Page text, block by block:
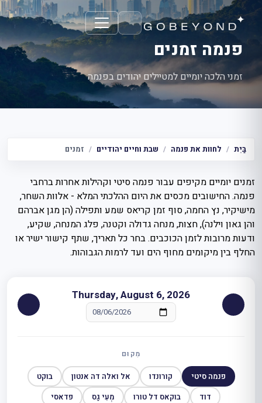
פנמה זמנים
זמני הלכה יומיים למטיילים יהודים בפנמה
בַּיִת לחוות את פנמה שבת וחיים יהודיים זמנים
זמנים יומיים מקיפים עבור פנמה סיטי וקהילות אחרות ברחבי
פנמה. החישובים מכסים את היום ההלכתי המלא - אלוות השחר,
מישיקיר, נץ החמה, סוף זמן קריאס שמע ותפילה (הן מגן אברהם
והן גאון וילנה), חצות, מנחה גדולה וקטנה, פלג המנחה, שקיע,
ודעות מרובות לזמן הכוכבים. בחר כל תאריך, שתף קישור ישיר או
החלף בין מיקומים מחוף הים ועד לרמות הגבוהות.
Thursday, August 6, 2026
מִקוּם
פנמה סיטי קורונדו אל ואלה דה אנטון
בוקט
דוד
בוקאס דל טורו מְעִי גַס פדאסי